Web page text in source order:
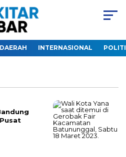
DAERAH INTERNASIONAL